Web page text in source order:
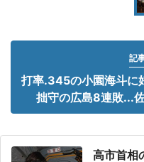
記
打率.345の小園海斗
拙守の広島8連敗...
高市首相